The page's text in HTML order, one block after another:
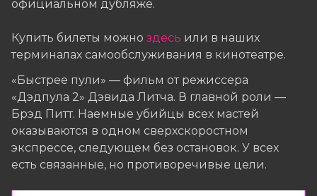
официальном дубляже.
Купить билеты можно здесь или в наших
терминалах самообслуживания в кинотеатре.
«Быстрее пули» — фильм от режиссера
«Дэдпула 2» Дэвида Литча. В главной роли —
Брэд Питт. Наемные убийцы всех мастей
оказываются в одном сверхскоростном
экспрессе, следующем без остановок. У всех
есть связанные, но противоречивые цели.